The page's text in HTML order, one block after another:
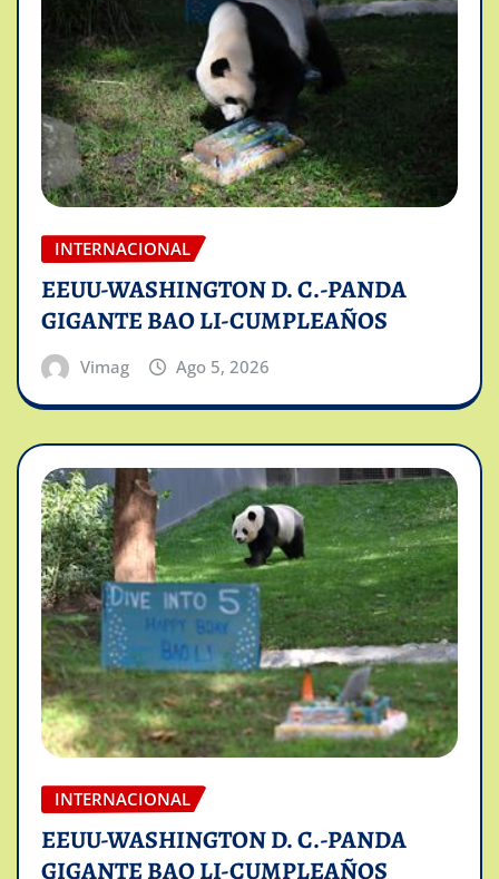
INTERNACIONAL
EEUU-WASHINGTON D. C.-PANDA
GIGANTE BAO LI-CUMPLEAÑOS
Vimag Ago 5, 2026
INTERNACIONAL
EEUU-WASHINGTON D. C.-PANDA
GIGANTE BAO LI-CUMPLEAÑOS